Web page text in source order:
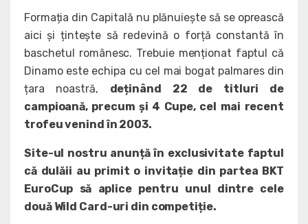
Formația din Capitală nu plănuiește să se oprească
aici și țintește să redevină o forță constantă în
baschetul românesc. Trebuie menționat faptul că
Dinamo este echipa cu cel mai bogat palmares din
țara noastră, deținând 22 de titluri de
campioană, precum și 4 Cupe, cel mai recent
trofeu venind în 2003.
Site-ul nostru anunță în exclusivitate faptul
că dulăii au primit o invitație din partea BKT
EuroCup să aplice pentru unul dintre cele
două Wild Card-uri din competiție.